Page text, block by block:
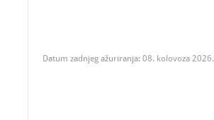
Datum zadnjeg ažuriranja: 08. kolovoza 2026.